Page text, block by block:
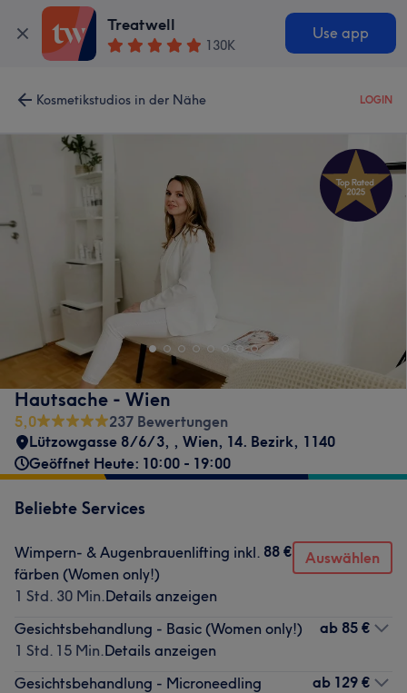
Treatwell
130K
Use app
Kosmetikstudios in der Nähe LOGIN
Hautsache - Wien
5,0
237 Bewertungen
Lützowgasse 8/6/3, , Wien, 14. Bezirk, 1140
Geöffnet Heute: 10:00 - 19:00
Beliebte Services
Wimpern- & Augenbrauenlifting inkl.
färben (Women only!)
1 Std. 30 Min.Details anzeigen
88 € Auswählen
Gesichtsbehandlung - Basic (Women only!)
1 Std. 15 Min.Details anzeigen
ab 85 €
Gesichtsbehandlung - Microneedling
ab 129 €